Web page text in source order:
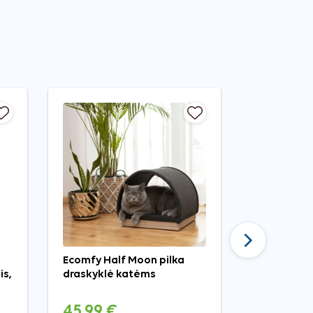
Ecomfy Half Moon pilka
draskyklė katėms
Tęsti